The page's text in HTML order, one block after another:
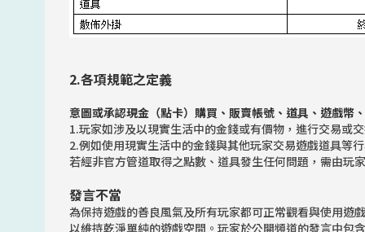
2.各項規範之定義
意圖或承認現金（點卡）購買、販賣帳號、道具、遊戲幣
1.玩家如涉及以現實生活中的金錢或有價物，進行交易或
2.例如使用現實生活中的金錢與其他玩家交易遊戲道具等
若經非官方管道取得之點數、道具發生任何問題，需由玩
發言不當
為保持遊戲的善良風氣及所有玩家都可正常觀看與使用遊
以維持乾淨單純的遊戲空間。玩家於公開頻道的發言中包